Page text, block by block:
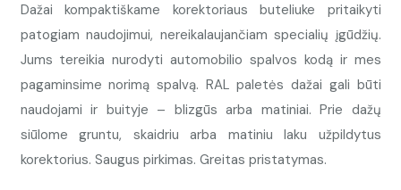
Dažai kompaktiškame korektoriaus buteliuke pritaikyti
patogiam naudojimui, nereikalaujančiam specialių įgūdžių.
Jums tereikia nurodyti automobilio spalvos kodą ir mes
pagaminsime norimą spalvą. RAL paletės dažai gali būti
naudojami ir buityje – blizgūs arba matiniai. Prie dažų
siūlome gruntu, skaidriu arba matiniu laku užpildytus
korektorius. Saugus pirkimas. Greitas pristatymas.